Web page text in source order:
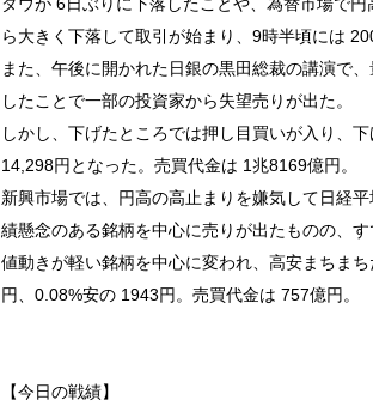
ダウが 6日ぶりに下落したことや、為替市場で
ら大きく下落して取引が始まり、9時半頃には
また、午後に開かれた日銀の黒田総裁の講演で
したことで一部の投資家から失望売りが出た。
しかし、下げたところでは押し目買いが入り、
14,298円となった。売買代金は 1兆8169億円。
新興市場では、円高の高止まりを嫌気して日経
績懸念のある銘柄を中心に売りが出たものの、
値動きが軽い銘柄を中心に変われ、高安まちま
円、0.08%安の 1943円。売買代金は 757億円。
【今日の戦績】